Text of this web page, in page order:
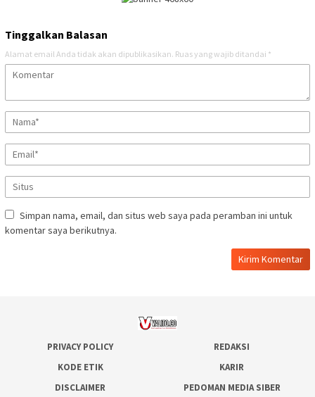
Tinggalkan Balasan
Alamat email Anda tidak akan dipublikasikan. Ruas yang wajib ditandai *
Simpan nama, email, dan situs web saya pada peramban ini untuk
komentar saya berikutnya.
PRIVACY POLICY
REDAKSI
KODE ETIK
KARIR
DISCLAIMER
PEDOMAN MEDIA SIBER